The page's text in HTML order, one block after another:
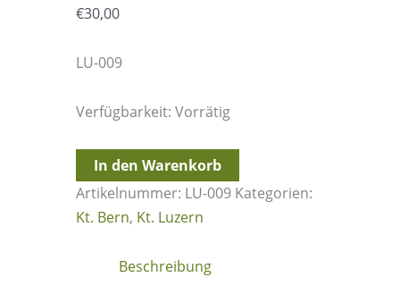
€30,00
LU-009
Verfügbarkeit: Vorrätig
8.11.1833
-
Willisau
Grosshöchstetten
In den Warenkorb
Artikelnummer: LU-009 Kategorien:
Kt. Bern, Kt. Luzern
Beschreibung